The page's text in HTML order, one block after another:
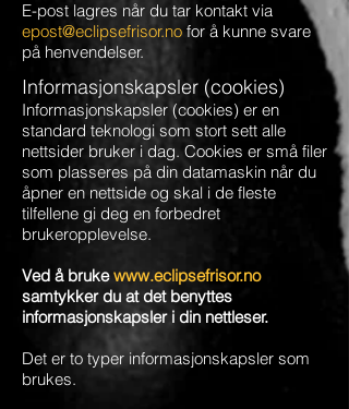
E-post lagres når du tar kontakt via
epost@eclipsefrisor.no for å kunne svare
på henvendelser.
Informasjonskapsler (cookies)
Informasjonskapsler (cookies) er en
standard teknologi som stort sett alle
nettsider bruker i dag. Cookies er små filer
som plasseres på din datamaskin når du
åpner en nettside og skal i de fleste
tilfellene gi deg en forbedret
brukeropplevelse.
Ved å brukewww.eclipsefrisor.no
samtykker du at det benyttes
informasjonskapsler i din nettleser.
Det er to typer informasjonskapsler som
brukes.